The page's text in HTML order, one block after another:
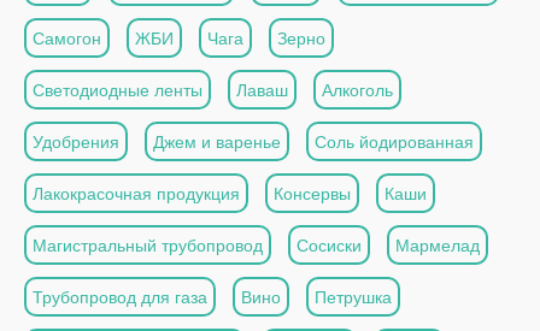
Самогон ЖБИ Чага Зерно
Светодиодные ленты Лаваш Алкоголь
Удобрения Джем и варенье Соль йодированная
Лакокрасочная продукция Консервы Каши
Магистральный трубопровод Сосиски Мармелад
Трубопровод для газа Вино Петрушка